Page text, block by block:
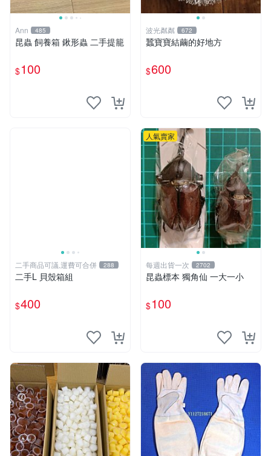
Ann 485
昆蟲 飼養箱 鍬形蟲 二手提籠
$100
波光粼粼 672
蠶寶寶結繭的好地方
$600
二手商品可議,運費可合併 288
二手L 貝殼箱組
$400
人氣賣家
每週出貨一次 2702
昆蟲標本 獨角仙 一大一小
$100